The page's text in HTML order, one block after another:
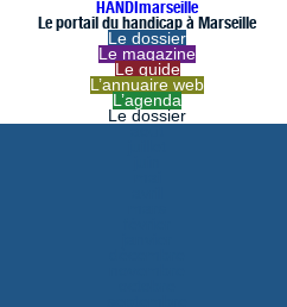
HANDImarseille
Le portail du handicap à Marseille
Le dossier
Le magazine
Le guide
L’annuaire web
L’agenda
Le dossier